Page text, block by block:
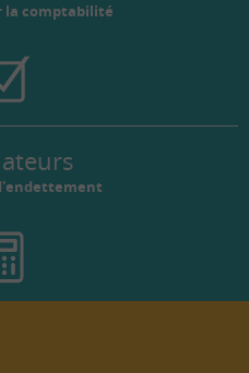
la comptabilité